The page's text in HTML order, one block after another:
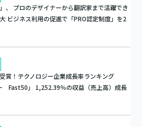
、 プロのデザイナーから翻訳家まで活躍でき
ビジネス利用の促進で「PRO認定制度」を2
賞！テクノロジー企業成長率ランキング
Fast50」 1,252.39％の収益（売上高）成長